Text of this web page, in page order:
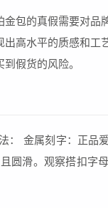
包的真假需要对品
高水平的质感和工
假货的风险。
： 金属刻字：正品
圆滑。观察搭扣字